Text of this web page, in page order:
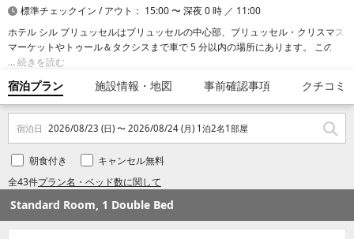
標準チェックイン / アウト： 15:00 〜 深夜 0 時 ／ 11:00
ホテル シル ブリュッセルはブリュッセルの中心部、ブリュッセル・クリスマス
マーケットやトゥール＆タクシスまで車で 5 分以内の場所にあります。 このホ
テルは、ラ グラン プラスまで 2.9 km、欧州連合議会ビルまで 3.5 km の場所に
あります。
続きを読む
宿泊プラン 施設情報・地図 事前確認事項 クチコミ
宿泊日 2026/08/23 (日) 〜 2026/08/24 (月) 1泊2名1部屋
全43件プラン名・ベッド数に関して
朝食付き キャンセル無料
Standard Room, 1 Double Bed